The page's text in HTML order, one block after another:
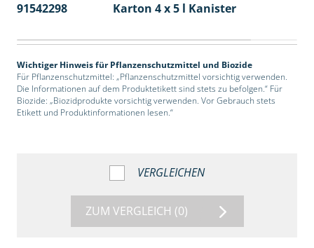
91542298 Karton 4 x 5 l Kanister
Wichtiger Hinweis für Pflanzenschutzmittel und Biozide
Für Pflanzenschutzmittel: „Pflanzenschutzmittel vorsichtig verwenden.
Die Informationen auf dem Produktetikett sind stets zu befolgen.“ Für
Biozide: „Biozidprodukte vorsichtig verwenden. Vor Gebrauch stets
Etikett und Produktinformationen lesen.“
VERGLEICHEN
ZUM VERGLEICH (0)